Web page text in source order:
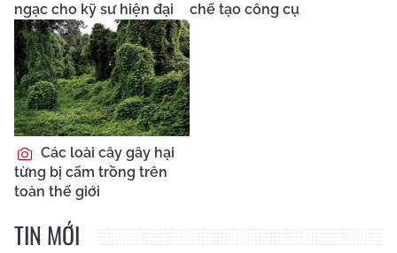
ngạc cho kỹ sư hiện đại
chế tạo công cụ
Các loài cây gây hại
từng bị cấm trồng trên
toàn thế giới
TIN MỚI